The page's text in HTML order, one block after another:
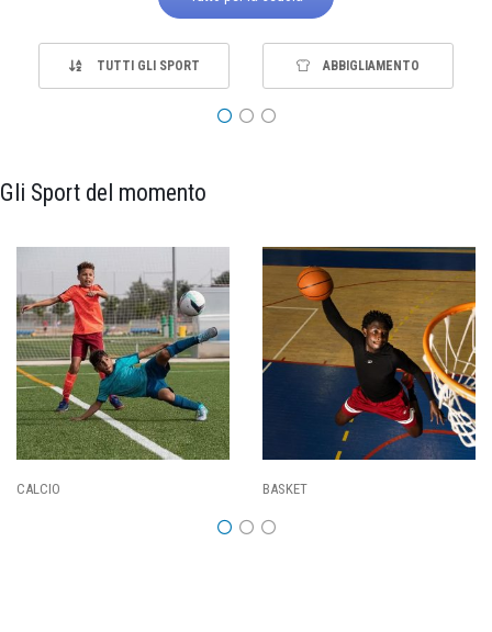
TUTTI GLI SPORT ABBIGLIAMENTO
Gli Sport del momento
PALLAVOLO RUGBY